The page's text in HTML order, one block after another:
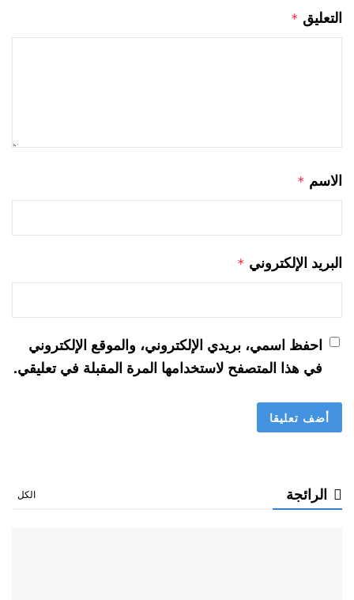
التعليق *
الاسم *
البريد الإلكتروني *
احفظ اسمي، بريدي الإلكتروني، والموقع الإلكتروني
في هذا المتصفح لاستخدامها المرة المقبلة في تعليقي.
الرائجة الكل